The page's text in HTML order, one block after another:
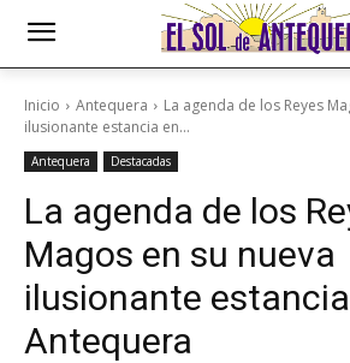
Inicio Antequera
La agenda de los Reyes
ilusionante estancia en...
Antequera Destacadas
La agenda de los
Magos en su nueva
ilusionante
Antequera